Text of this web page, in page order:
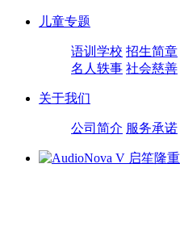
儿童专题
语训学校 招生简章
名人轶事 社会慈善
关于我们
公司简介 服务承诺